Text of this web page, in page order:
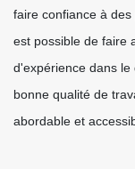
faire confiance à
est possible de faire
d'expérience dans
bonne qualité de
abordable et